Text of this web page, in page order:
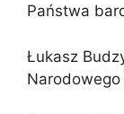
Państwa
Łukasz